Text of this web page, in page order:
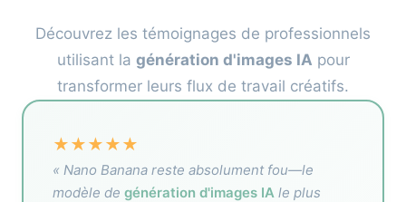
Découvrez les témoignages de professionnels
utilisant la génération d'images IA pour
transformer leurs flux de travail créatifs.
★★★★★
« Nano Banana reste absolument fou—le
modèle de génération d'images IA le plus